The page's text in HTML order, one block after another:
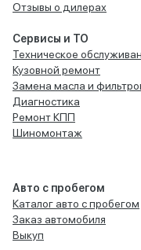
Отзывы о дилерах
Сервисы и ТО
Техническое
Кузовной ремонт
Замена масла и
Диагностика
Ремонт КПП
Шиномонтаж
Авто с пробегом
Каталог авто с пробегом
Заказ автомобиля
Выкуп